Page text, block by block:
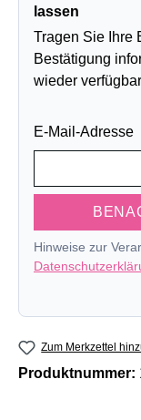
lassen
Tragen Sie Ihre
Bestätigung
wieder
E-Mail-Adresse
Hinweise zur
Zum Merkzettel
Produktnummer: